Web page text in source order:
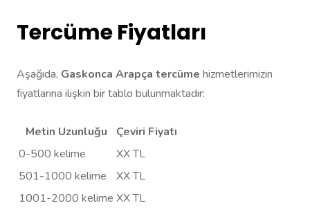
Tercüme Fiyatları
Aşağıda, Gaskonca Arapça tercüme hizmetlerimizin
fiyatlarına ilişkin bir tablo bulunmaktadır:
Metin Uzunluğu
Çeviri Fiyatı
0-500 kelime
XX TL
501-1000 kelime
XX TL
1001-2000 kelime XX TL